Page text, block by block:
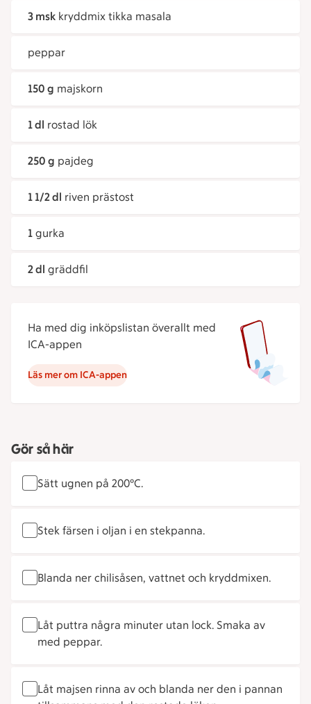
3 msk kryddmix tikka masala
peppar
150 g majskorn
1 dl rostad lök
250 g pajdeg
1 1/2 dl riven prästost
1 gurka
2 dl gräddfil
Ha med dig inköpslistan överallt med
ICA-appen
Läs mer om ICA-appen
Gör så här
Sätt ugnen på 200°C.
Stek färsen i oljan i en stekpanna.
Blanda ner chilisåsen, vattnet och kryddmixen.
Låt puttra några minuter utan lock. Smaka av
med peppar.
Låt majsen rinna av och blanda ner den i pannan